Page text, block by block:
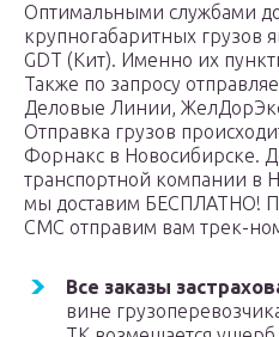
Оптимальными службами
крупногабаритных грузов
GDT (Кит). Именно их
Также по запросу
Деловые Линии,
Отправка грузов
Форнакс в Новосибирске.
транспортной компании в
мы доставим БЕСПЛАТНО!
СМС отправим вам трек-
Все заказы
вине